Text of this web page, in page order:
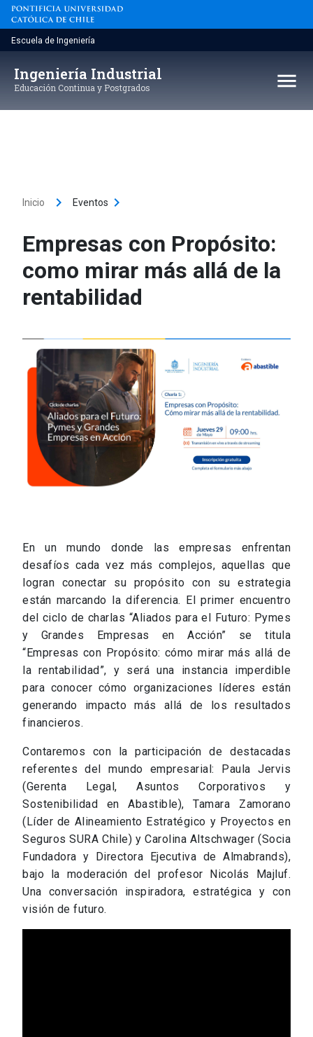
Saltar
contenido
Escuela de Ingeniería
Ingeniería Industrial
Educación Continua y Postgrados menu
Inicio keyboard_arrow_right Eventos keyboard_arrow_right
Empresas con Propósito:
como mirar más allá de la
rentabilidad
En un mundo donde las empresas enfrentan
desafíos cada vez más complejos, aquellas que
logran conectar su propósito con su estrategia
están marcando la diferencia. El primer encuentro
del ciclo de charlas “Aliados para el Futuro: Pymes
y Grandes Empresas en Acción” se titula
“Empresas con Propósito: cómo mirar más allá de
la rentabilidad”, y será una instancia imperdible
para conocer cómo organizaciones líderes están
generando impacto más allá de los resultados
financieros.
Contaremos con la participación de destacadas
referentes del mundo empresarial: Paula Jervis
(Gerenta Legal, Asuntos Corporativos y
Sostenibilidad en Abastible), Tamara Zamorano
(Líder de Alineamiento Estratégico y Proyectos en
Seguros SURA Chile) y Carolina Altschwager (Socia
Fundadora y Directora Ejecutiva de Almabrands),
bajo la moderación del profesor Nicolás Majluf.
Una conversación inspiradora, estratégica y con
visión de futuro.